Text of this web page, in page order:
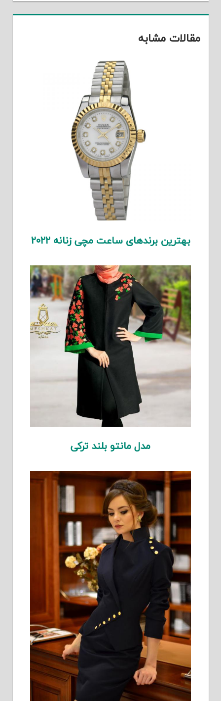
مقالات مشابه
بهترین برندهای ساعت مچی زنانه ۲۰۲۲
مدل مانتو بلند ترکی